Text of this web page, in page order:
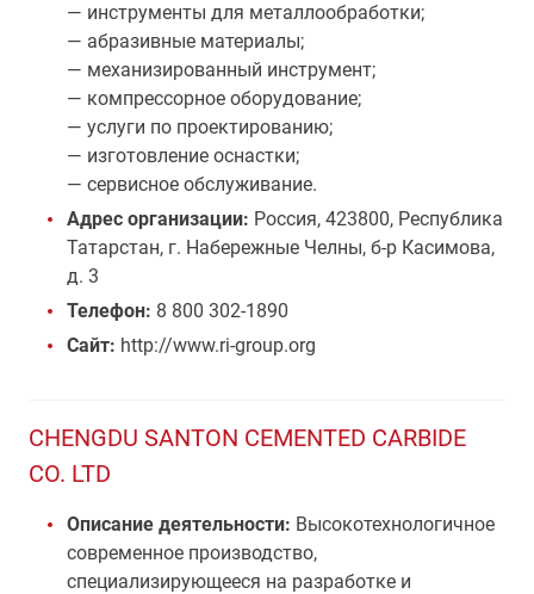
— инструменты для металлообработки;
— абразивные материалы;
— механизированный инструмент;
— компрессорное оборудование;
— услуги по проектированию;
— изготовление оснастки;
— сервисное обслуживание.
Адрес организации: Россия, 423800, Республика
Татарстан, г. Набережные Челны, б-р Касимова,
д. 3
Телефон: 8 800 302-1890
Сайт: http://www.ri-group.org
CHENGDU SANTON CEMENTED CARBIDE
CO. LTD
Описание деятельности: Высокотехнологичное
современное производство,
специализирующееся на разработке и